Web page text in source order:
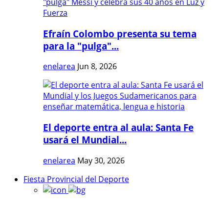
Efraín Colombo presenta su tema
para la "pulga"...
enelarea Jun 8, 2026
El deporte entra al aula: Santa Fe
usará el Mundial...
enelarea May 30, 2026
Fiesta Provincial del Deporte